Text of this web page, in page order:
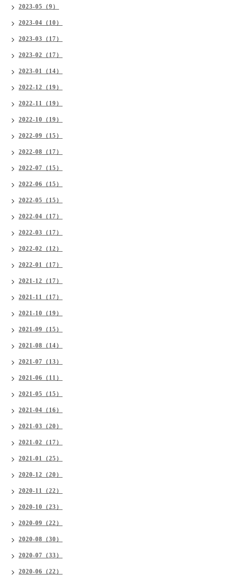
2023-05（9）
2023-04（10）
2023-03（17）
2023-02（17）
2023-01（14）
2022-12（19）
2022-11（19）
2022-10（19）
2022-09（15）
2022-08（17）
2022-07（15）
2022-06（15）
2022-05（15）
2022-04（17）
2022-03（17）
2022-02（12）
2022-01（17）
2021-12（17）
2021-11（17）
2021-10（19）
2021-09（15）
2021-08（14）
2021-07（13）
2021-06（11）
2021-05（15）
2021-04（16）
2021-03（20）
2021-02（17）
2021-01（25）
2020-12（20）
2020-11（22）
2020-10（23）
2020-09（22）
2020-08（30）
2020-07（33）
2020-06（22）